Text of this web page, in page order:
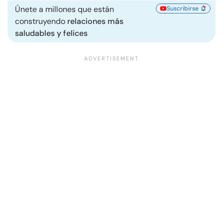
Únete a millones que están
construyendo relaciones más
saludables y felices
Suscribirse